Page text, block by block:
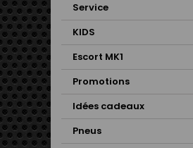
Service
KIDS
Escort MK1
Promotions
Idées cadeaux
Pneus